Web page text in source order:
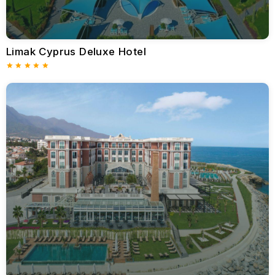
Bu butik tesis, doğal güzelliklerle çevrili sakin bir kaçış imkanı
sunmaktadır.
Özellikler: Şık süitler, ödüllü bir spa ve yerel kaynaklı gurme
mutfağı.
Şunlar İçin Mükemmeldir
Amara Hotel, Limasol
Panoramik deniz manzarasına ve son teknoloji tesislere sahip
modern ve lüks bir tatil köyü.
Özellikler: Tasarım odalar, sonsuzluk havuzları ve özel
yemek deneyimleri.
Şunlar İçin Mükemmeldir: Çağdaş şıklık arayan çiftler ve
küçük gruplar.
Kıbrıs Tatil Köylerinde Yapılacak Şeyler
Birçok Kıbrıs tatil köyü, konaklamanızı zenginleştirmek için
çeşitli aktiviteler ve geziler sunmaktadır. Özel plajlarda veya
sonsuzluk havuzlarında serinletici içeceklerin ve
kişiselleştirilmiş hizmetin tadını çıkararak rahatlayın. Genellikle
adanın doğal kaynaklarından esinlenen terapiler sunan birinci
sınıf spa merkezlerinde gençleştirici bakımlarla kendinizi
Limak Cyprus Deluxe Hotel